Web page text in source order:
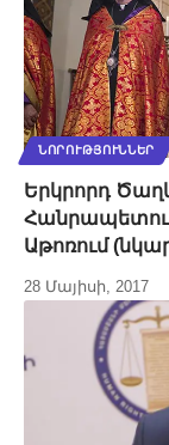
ՆՈՐՈՒԹՅՈՒՆՆԵՐ
Երկրորդ
Աթոռում
28 Մայիսի, 2017